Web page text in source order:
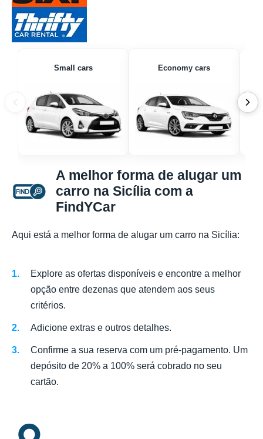
Small cars Economy cars
A melhor forma de alugar um
carro na Sicília com a
FindYCar
Aqui está a melhor forma de alugar um carro na Sicília:
Explore as ofertas disponíveis e encontre a melhor
opção entre dezenas que atendem aos seus
critérios.
Adicione extras e outros detalhes.
Confirme a sua reserva com um pré-pagamento. Um
depósito de 20% a 100% será cobrado no seu
cartão.